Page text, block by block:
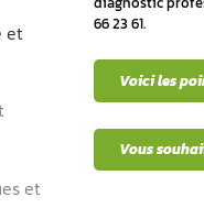
et gain de
radio et